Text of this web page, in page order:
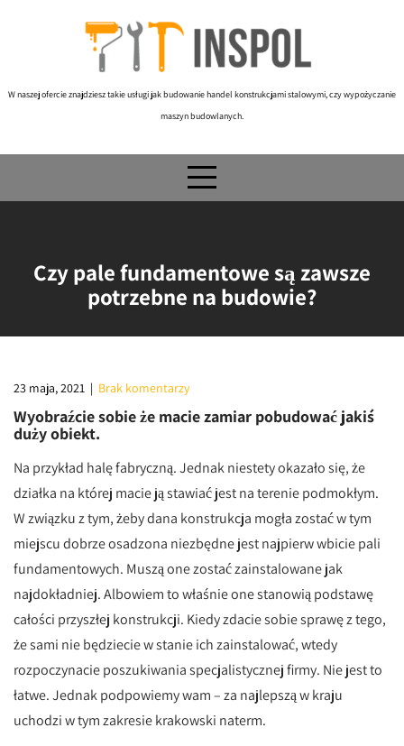
W naszej ofercie znajdziesz takie usługi jak budowanie handel konstrukcjami stalowymi, czy wypożyczanie
maszyn budowlanych.
Czy pale fundamentowe są zawsze
potrzebne na budowie?
23 maja, 2021 | Brak komentarzy
Wyobraźcie sobie że macie zamiar pobudować jakiś
duży obiekt.
Na przykład halę fabryczną. Jednak niestety okazało się, że
działka na której macie ją stawiać jest na terenie podmokłym.
W związku z tym, żeby dana konstrukcja mogła zostać w tym
miejscu dobrze osadzona niezbędne jest najpierw wbicie pali
fundamentowych. Muszą one zostać zainstalowane jak
najdokładniej. Albowiem to właśnie one stanowią podstawę
całości przyszłej konstrukcji. Kiedy zdacie sobie sprawę z tego,
że sami nie będziecie w stanie ich zainstalować, wtedy
rozpoczynacie poszukiwania specjalistycznej firmy. Nie jest to
łatwe. Jednak podpowiemy wam – za najlepszą w kraju
uchodzi w tym zakresie krakowski naterm.